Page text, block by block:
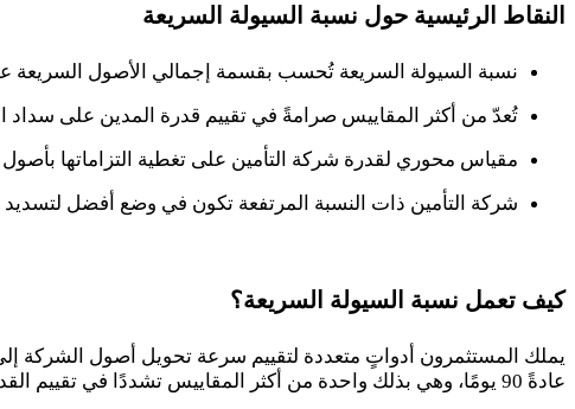
النقاط الرئيسية حول نسبة السيولة السريعة
نسبة السيولة السريعة تُحسب بقسمة إجمالي الأصول السريعة
تُعدّ من أكثر المقاييس صرامةً في تقييم قدرة المدين على سداد
مقياس محوري لقدرة شركة التأمين على تغطية التزاماتها بأصول
شركة التأمين ذات النسبة المرتفعة تكون في وضع أفضل لتسديد
كيف تعمل نسبة السيولة السريعة؟
يملك المستثمرون أدواتٍ متعددة لتقييم سرعة تحويل أصول الشركة إلى
عادةً 90 يومًا، وهي بذلك واحدة من أكثر المقاييس تشددًا في تقييم القدرة على سداد الديون الحالية